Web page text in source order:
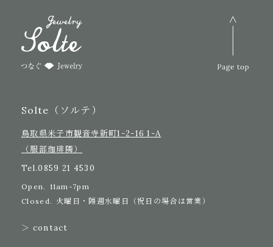
Solte（ソルテ）
鳥取県米子市観音寺新町1-2-16 1-A
（服部珈琲隣）
Tel.0859 21 4530
Open. 11am-7pm
Closed. 火曜日・隔週水曜日（祝日の場合は営業）
＞ contact